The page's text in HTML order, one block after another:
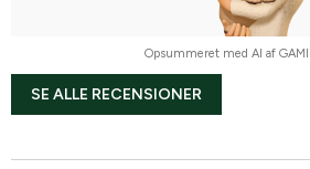
Opsummeret med AI af
SE ALLE RECENSIONER